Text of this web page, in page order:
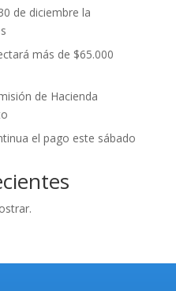
de diciembre la
más de $65.000
de Hacienda
el pago este sábado